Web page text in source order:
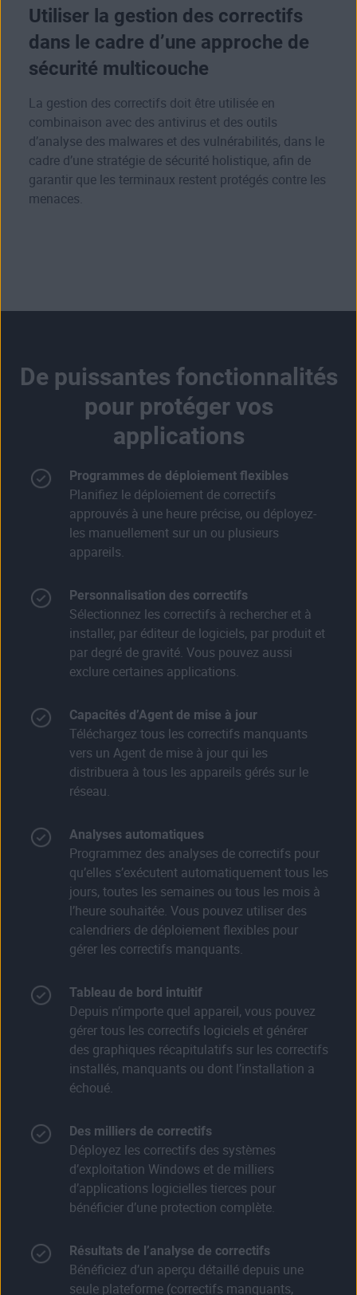
Utiliser la gestion des correctifs
dans le cadre d’une approche de
sécurité multicouche
La gestion des correctifs doit être utilisée en
combinaison avec des antivirus et des outils
d’analyse des malwares et des vulnérabilités, dans le
cadre d’une stratégie de sécurité holistique, afin de
garantir que les terminaux restent protégés contre les
menaces.
De puissantes fonctionnalités
pour protéger vos
applications
Programmes de déploiement flexibles
Planifiez le déploiement de correctifs
approuvés à une heure précise, ou déployez-
les manuellement sur un ou plusieurs
appareils.
Personnalisation des correctifs
Sélectionnez les correctifs à rechercher et à
installer, par éditeur de logiciels, par produit et
par degré de gravité. Vous pouvez aussi
exclure certaines applications.
Capacités d’Agent de mise à jour
Téléchargez tous les correctifs manquants
vers un Agent de mise à jour qui les
distribuera à tous les appareils gérés sur le
réseau.
Analyses automatiques
Programmez des analyses de correctifs pour
qu’elles s’exécutent automatiquement tous les
jours, toutes les semaines ou tous les mois à
l’heure souhaitée. Vous pouvez utiliser des
calendriers de déploiement flexibles pour
gérer les correctifs manquants.
Tableau de bord intuitif
Depuis n’importe quel appareil, vous pouvez
gérer tous les correctifs logiciels et générer
des graphiques récapitulatifs sur les correctifs
installés, manquants ou dont l’installation a
échoué.
Des milliers de correctifs
Déployez les correctifs des systèmes
d’exploitation Windows et de milliers
d’applications logicielles tierces pour
bénéficier d’une protection complète.
Résultats de l’analyse de correctifs
Bénéficiez d’un aperçu détaillé depuis une
seule plateforme (correctifs manquants,